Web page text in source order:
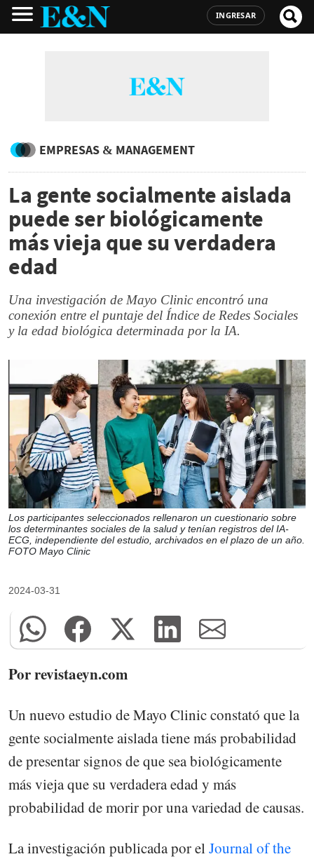
INGRESAR
EMPRESAS & MANAGEMENT
La gente socialmente aislada
puede ser biológicamente
más vieja que su verdadera
edad
Una investigación de Mayo Clinic encontró una
conexión entre el puntaje del Índice de Redes Sociales
y la edad biológica determinada por la IA.
Los participantes seleccionados rellenaron un cuestionario sobre
los determinantes sociales de la salud y tenían registros del IA-
ECG, independiente del estudio, archivados en el plazo de un año.
FOTO Mayo Clinic
2024-03-31
Por revistaeyn.com
Un nuevo estudio de Mayo Clinic constató que la
gente socialmente aislada tiene más probabilidad
de presentar signos de que sea biológicamente
más vieja que su verdadera edad y más
probabilidad de morir por una variedad de causas.
La investigación publicada por elJournal of the